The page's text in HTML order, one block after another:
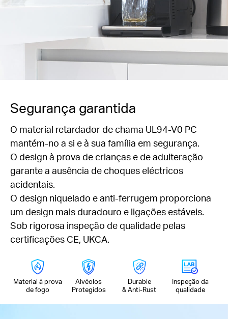
Segurança garantida
O material retardador de chama UL94-V0 PC
mantém-no a si e à sua família em segurança.
O design à prova de crianças e de adulteração
garante a ausência de choques eléctricos
acidentais.
O design niquelado e anti-ferrugem proporciona
um design mais duradouro e ligações estáveis.
Sob rigorosa inspeção de qualidade pelas
certificações CE, UKCA.
Material à prova
de fogo
Alvéolos
Protegidos
Durable
& Anti-Rust
Inspeção da
qualidade